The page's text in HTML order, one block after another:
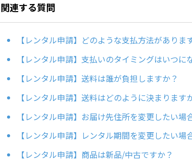
関連する質問
【レンタル申請】どのような支払方法がありま
【レンタル申請】支払いのタイミングはいつに
【レンタル申請】送料は誰が負担しますか？
【レンタル申請】送料はどのように決まります
【レンタル申請】お届け先住所を変更したい場
【レンタル申請】レンタル期間を変更したい場
【レンタル申請】商品は新品/中古ですか？